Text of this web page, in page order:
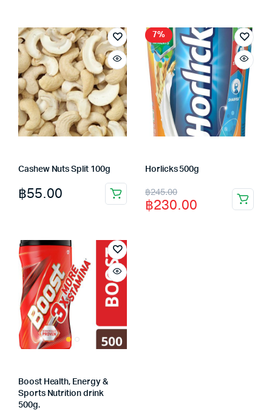
฿340.00.
฿309.00.
Cashew Nuts Split 100g
฿55.00
7%
Horlicks 500g
฿245.00
Original
price
฿230.00
Current
price
Boost Health, Energy &
Sports Nutrition drink
500g.